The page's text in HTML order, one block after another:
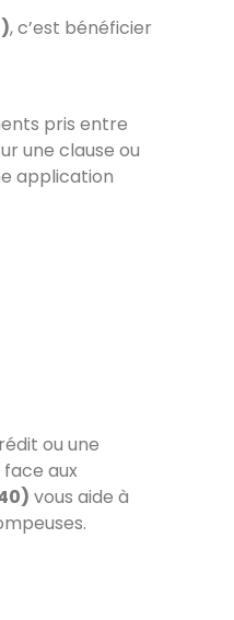
, c’est bénéficier
pris entre
une clause ou
application
ou une
aux
vous aide à